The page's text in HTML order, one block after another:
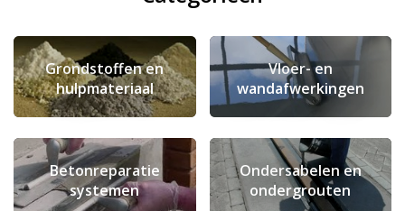
Grondstoffen en
hulpmateriaal
Vloer- en
wandafwerkingen
Betonreparatie
systemen
Ondersabelen en
ondergrouten